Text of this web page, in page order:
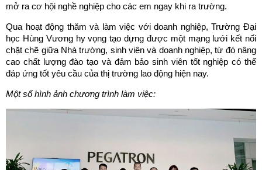
mở ra cơ hội nghề nghiệp cho các em ngay khi ra trường.
Qua hoạt động thăm và làm việc với doanh nghiệp, Trường Đại
học Hùng Vương hy vọng tạo dựng được một mạng lưới kết nối
chặt chẽ giữa Nhà trường, sinh viên và doanh nghiệp, từ đó nâng
cao chất lượng đào tạo và đảm bảo sinh viên tốt nghiệp có thể
đáp ứng tốt yêu cầu của thị trường lao động hiện nay.
Một số hình ảnh chương trình làm việc: